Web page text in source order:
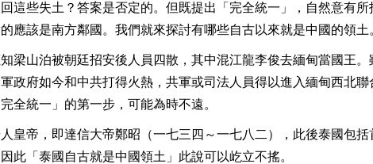
這些失土？答案是否定的。但既提出「完全統一」，自然意有所
應該是南方鄰國。我們就來探討有哪些自古以來就是中國的領土
梁山泊被朝廷招安後人員四散，其中混江龍李俊去緬甸當國王。
政府如今和中共打得火熱，共軍或司法人員得以進入緬甸西北聯
全統一」的第一步，可能為時不遠。
皇帝，即達信大帝鄭昭（一七三四～一七八二），此後泰國包括
此「泰國自古就是中國領土」此說可以屹立不搖。